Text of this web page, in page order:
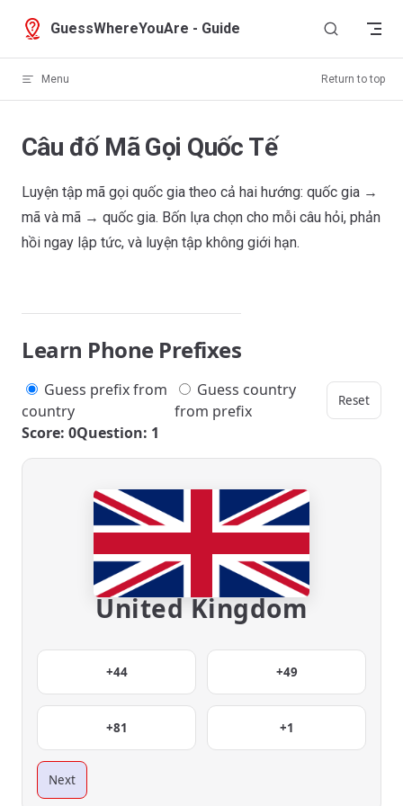
Skip to content
GuessWhereYouAre - Guide
Menu Return to top
Câu đố Mã Gọi Quốc Tế
Luyện tập mã gọi quốc gia theo cả hai hướng: quốc gia →
mã và mã → quốc gia. Bốn lựa chọn cho mỗi câu hỏi, phản
hồi ngay lập tức, và luyện tập không giới hạn.
Learn Phone Prefixes
Guess prefix from
country
Guess country
from prefix
Reset
Score: 0Question: 1
United Kingdom
+44 +49
+81 +1
Next